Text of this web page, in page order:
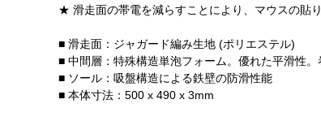
★ 滑走面の帯電を減らすことにより、マウスの貼
■ 滑走面：ジャガード編み生地 (ポリエステル)
■ 中間層：特殊構造単泡フォーム。優れた平滑性
■ ソール：吸盤構造による鉄壁の防滑性能
■ 本体寸法：500 x 490 x 3mm